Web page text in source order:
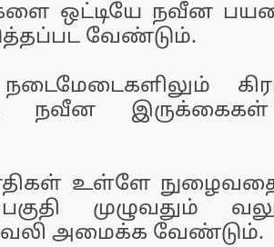
ஒட்டியே நவீன
வேண்டும்.
நவீன
உள்ளே
முழுவதும்
வேலி அமைக்க வேண்டும்.